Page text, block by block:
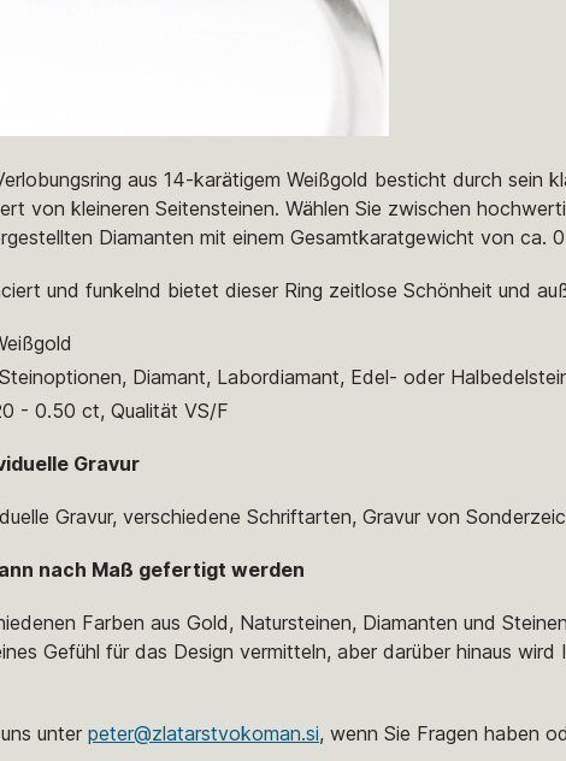
aus 14-karätigem Weißgold besticht durch sein
von kleineren Seitensteinen. Wählen Sie zwischen
Diamanten mit einem Gesamtkaratgewicht von ca.
und funkelnd bietet dieser Ring zeitlose Schönheit und
Diamant, Labordiamant, Edel- oder
- 0.50 ct, Qualität VS/F
Gravur
Gravur, verschiedene Schriftarten, Gravur von
nach Maß gefertigt werden
Farben aus Gold, Natursteinen, Diamanten und
Gefühl für das Design vermitteln, aber darüber hinaus
unter peter@zlatarstvokoman.si, wenn Sie Fragen haben